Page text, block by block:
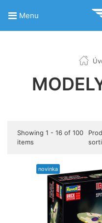
Menu
Showing 1 - 16 of 100
items
novinka